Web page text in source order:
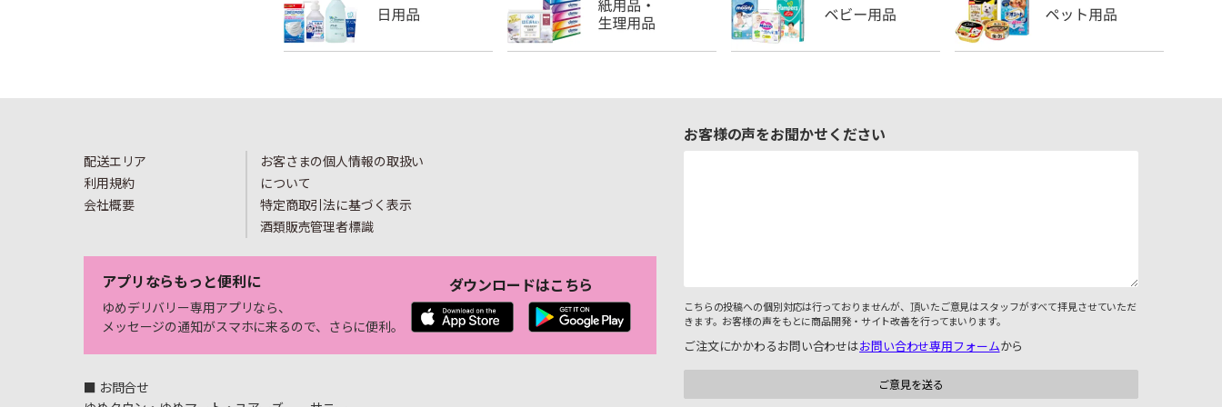
配送エリア
利用規約
会社概要
お客さまの個人情報の取扱い
について
特定商取引法に基づく表示
酒類販売管理者標識
アプリならもっと便利に
ゆめデリバリー専用アプリなら、
メッセージの通知がスマホに来るので、さらに便利。
ダウンロードはこちら
■ お問合せ
お客様の声をお聞かせください
こちらの投稿への個別対応は行っておりませんが、頂いたご意見はスタッフがすべて拝見させていただ
きます。お客様の声をもとに商品開発・サイト改善を行ってまいります。
ご注文にかかわるお問い合わせはお問い合わせ専用フォームから